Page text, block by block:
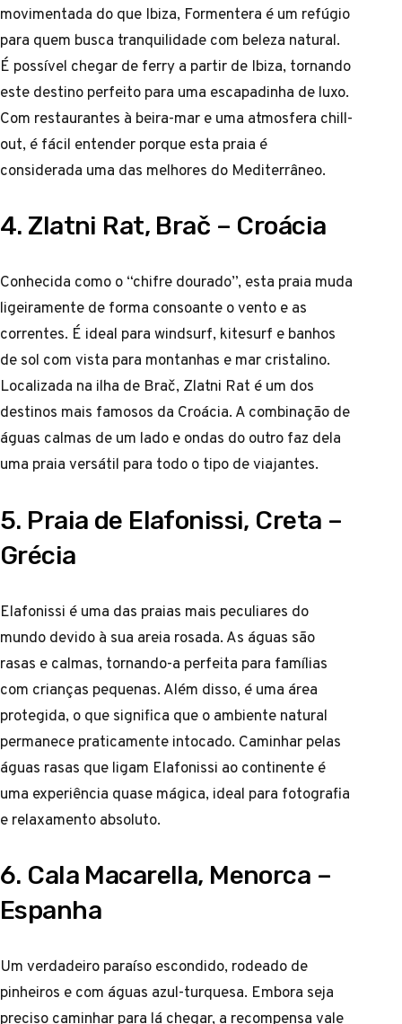
movimentada do que Ibiza, Formentera é um refúgio
para quem busca tranquilidade com beleza natural.
É possível chegar de ferry a partir de Ibiza, tornando
este destino perfeito para uma escapadinha de luxo.
Com restaurantes à beira-mar e uma atmosfera chill-
out, é fácil entender porque esta praia é
considerada uma das melhores do Mediterrâneo.
4. Zlatni Rat, Brač – Croácia
Conhecida como o “chifre dourado”, esta praia muda
ligeiramente de forma consoante o vento e as
correntes. É ideal para windsurf, kitesurf e banhos
de sol com vista para montanhas e mar cristalino.
Localizada na ilha de Brač, Zlatni Rat é um dos
destinos mais famosos da Croácia. A combinação de
águas calmas de um lado e ondas do outro faz dela
uma praia versátil para todo o tipo de viajantes.
5. Praia de Elafonissi, Creta –
Grécia
Elafonissi é uma das praias mais peculiares do
mundo devido à sua areia rosada. As águas são
rasas e calmas, tornando-a perfeita para famílias
com crianças pequenas. Além disso, é uma área
protegida, o que significa que o ambiente natural
permanece praticamente intocado. Caminhar pelas
águas rasas que ligam Elafonissi ao continente é
uma experiência quase mágica, ideal para fotografia
e relaxamento absoluto.
6. Cala Macarella, Menorca –
Espanha
Um verdadeiro paraíso escondido, rodeado de
pinheiros e com águas azul-turquesa. Embora seja
preciso caminhar para lá chegar, a recompensa vale